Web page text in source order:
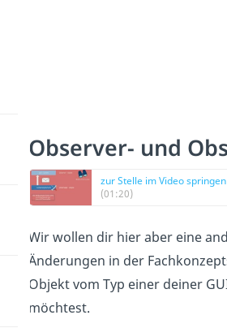
Observer- und
zur Stelle im Video springen
(01:20)
Wir wollen dir hier aber eine
Änderungen in der
Objekt vom Typ einer deiner
möchtest.